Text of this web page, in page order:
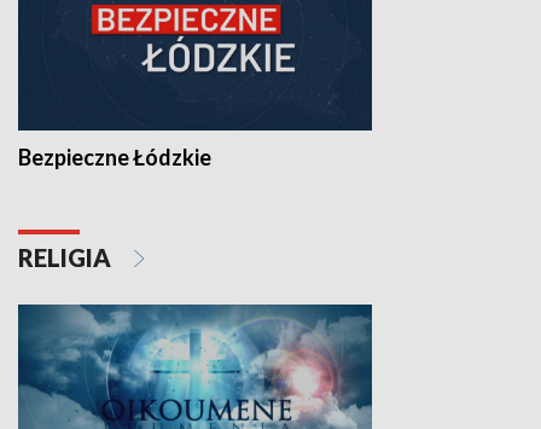
Bezpieczne Łódzkie
RELIGIA